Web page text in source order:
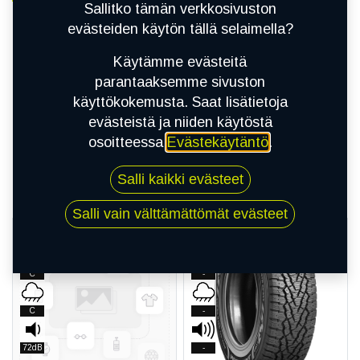
Hae
C
C
72dB
-
-
-
Sallitko tämän verkkosivuston
evästeiden käytön tällä selaimella?
Käytämme evästeitä
parantaaksemme sivuston
käyttökokemusta. Saat lisätietoja
evästeistä ja niiden käytöstä
osoitteessa Evästekäytäntö.
Salli kaikki evästeet
Salli vain välttämättömät evästeet